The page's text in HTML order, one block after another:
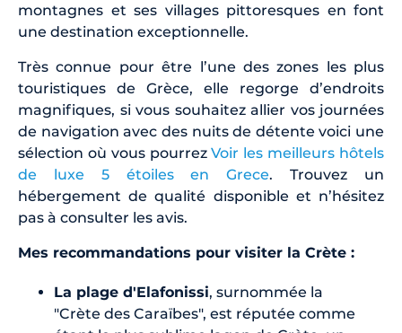
montagnes et ses villages pittoresques en font
une destination exceptionnelle.
Très connue pour être l’une des zones les plus
touristiques de Grèce, elle regorge d’endroits
magnifiques, si vous souhaitez allier vos journées
de navigation avec des nuits de détente voici une
sélection où vous pourrezVoir les meilleurs hôtels
de luxe 5 étoiles en Grece. Trouvez un
hébergement de qualité disponible et n’hésitez
pas à consulter les avis.
Mes recommandations pour visiter la Crète :
La plage d'Elafonissi, surnommée la
"Crète des Caraïbes", est réputée comme